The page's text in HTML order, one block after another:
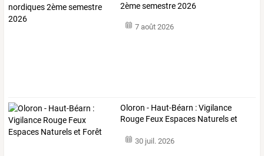
2ème semestre 2026
7 août 2026
Oloron - Haut-Béarn : Vigilance
Rouge Feux Espaces Naturels et
30 juil. 2026